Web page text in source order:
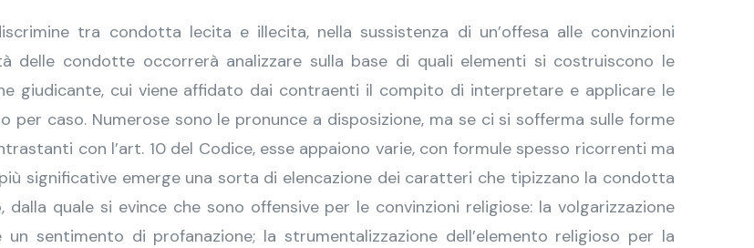
tra condotta lecita e illecita, nella sussistenza di un’offesa alle convinzioni
delle condotte occorrerà analizzare sulla base di quali elementi si costruiscono le
giudicante, cui viene affidato dai contraenti il compito di interpretare e applicare le
caso. Numerose sono le pronunce a disposizione, ma se ci si sofferma sulle forme
con l’art. 10 del Codice, esse appaiono varie, con formule spesso ricorrenti ma
significative emerge una sorta di elencazione dei caratteri che tipizzano la condotta
quale si evince che sono offensive per le convinzioni religiose: la volgarizzazione
sentimento di profanazione; la strumentalizzazione dell’elemento religioso per la